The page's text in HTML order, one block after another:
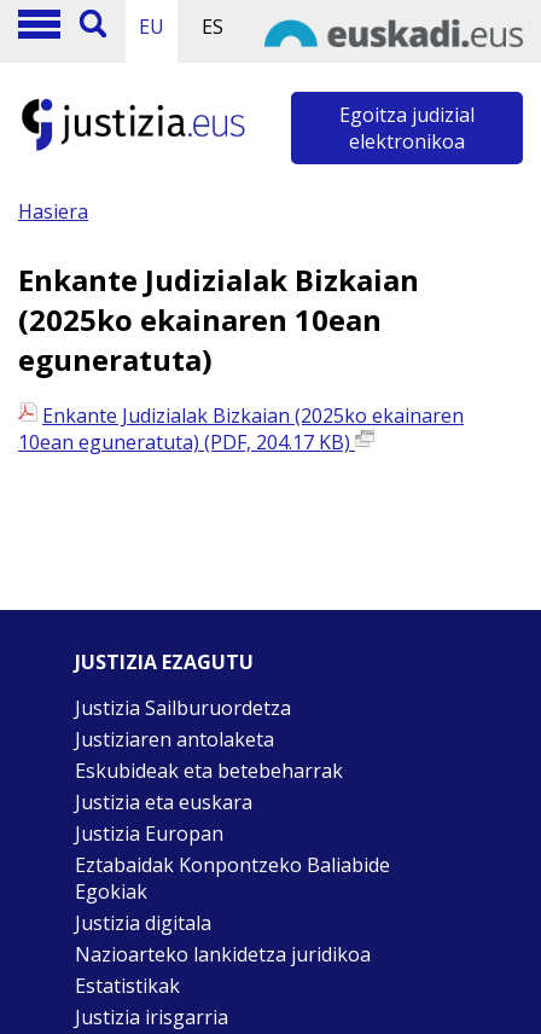
EU ES
Egoitza judizial
elektronikoa
Hasiera
Enkante Judizialak Bizkaian
(2025ko ekainaren 10ean
eguneratuta)
Enkante Judizialak Bizkaian (2025ko ekainaren
10ean eguneratuta) (PDF, 204.17 KB)
JUSTIZIA EZAGUTU
Justizia Sailburuordetza
Justiziaren antolaketa
Eskubideak eta betebeharrak
Justizia eta euskara
Justizia Europan
Eztabaidak Konpontzeko Baliabide
Egokiak
Justizia digitala
Nazioarteko lankidetza juridikoa
Estatistikak
Justizia irisgarria